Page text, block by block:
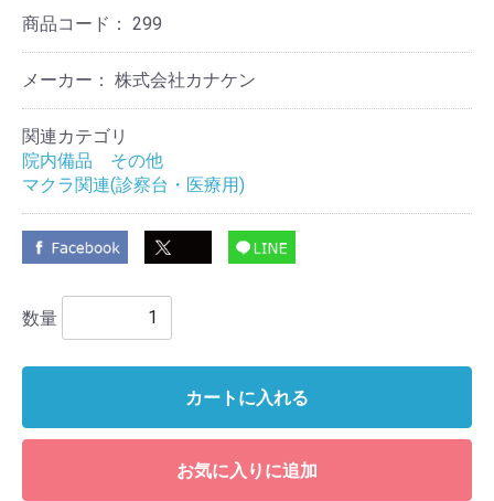
商品コード： 299
メーカー： 株式会社カナケン
関連カテゴリ
院内備品 その他
マクラ関連(診察台・医療用)
数量
カートに入れる
お気に入りに追加